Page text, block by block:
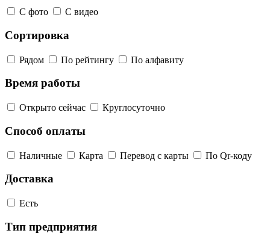
С фото С видео
Сортировка
Рядом По рейтингу По алфавиту
Время работы
Открыто сейчас Круглосуточно
Способ оплаты
Наличные Карта Перевод с карты По Qr-коду
Доставка
Есть
Тип предприятия